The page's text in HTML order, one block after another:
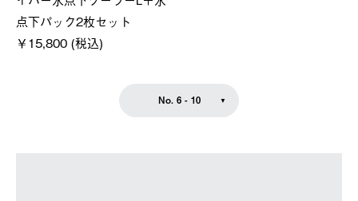
点下パック2枚セット
￥15,800 (税込)
No. 6 - 10